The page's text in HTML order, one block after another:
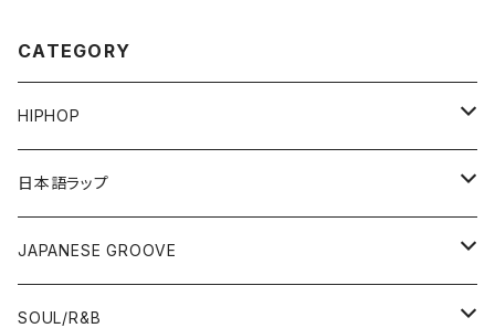
CATEGORY
HIPHOP
12"/7"
80'S OLD SCHOOL
EARLY 90'S MIDDLE〜NEW SCHOOL
LP
80'S OLD SCHOOL
日本語ラップ
12"/7"
80'S OLD SCHOOL〜EARLY 90'S
LP
JAPANESE GROOVE
LP
SOUL/R&B